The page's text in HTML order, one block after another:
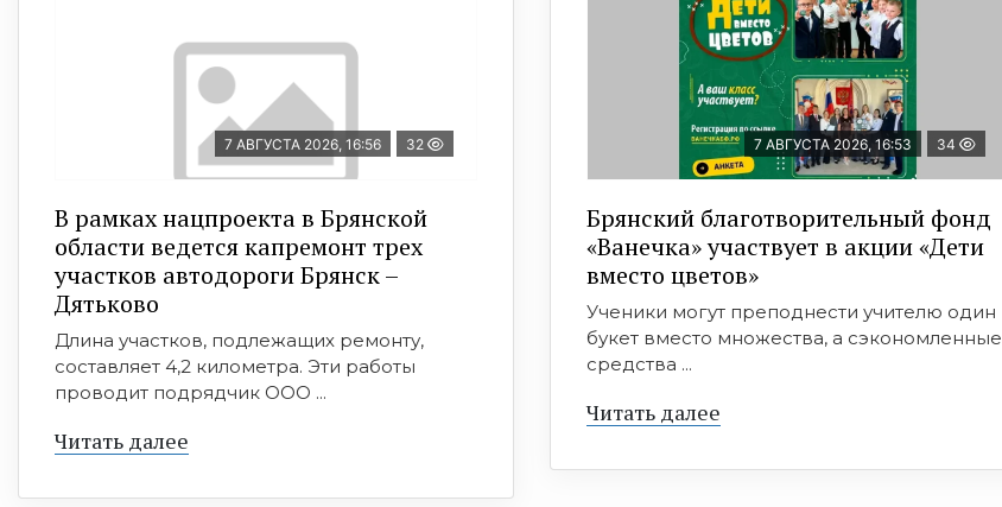
7 АВГУСТА 2026, 16:56 32
В рамках нацпроекта в Брянской
области ведется капремонт трех
участков автодороги Брянск –
Дятьково
Длина участков, подлежащих ремонту,
составляет 4,2 километра. Эти работы
проводит подрядчик ООО ...
Читать далее
7 АВГУСТА 2026, 16:53 34
Брянский благотворительный фонд
«Ванечка» участвует в акции «Дети
вместо цветов»
Ученики могут преподнести учителю один
букет вместо множества, а сэкономленные
средства ...
Читать далее